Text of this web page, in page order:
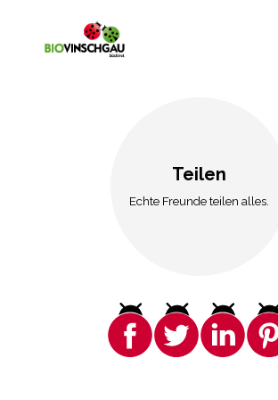
Teilen
Echte Freunde teilen alles.